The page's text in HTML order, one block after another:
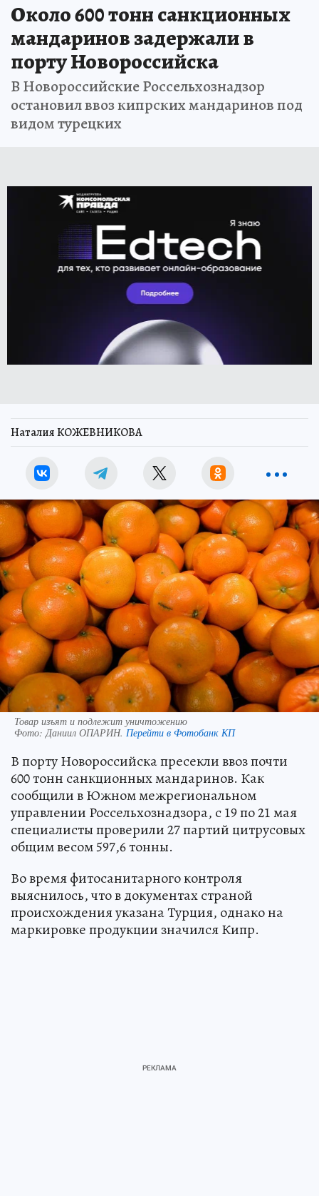
Около 600 тонн санкционных
мандаринов задержали в
порту Новороссийска
В Новороссийские Россельхознадзор
остановил ввоз кипрских мандаринов под
видом турецких
Наталия КОЖЕВНИКОВА
Товар изъят и подлежит уничтожению
Фото:Даниил ОПАРИН. Перейти в Фотобанк КП
В порту Новороссийска пресекли ввоз почти
600 тонн санкционных мандаринов. Как
сообщили в Южном межрегиональном
управлении Россельхознадзора, с 19 по 21 мая
специалисты проверили 27 партий цитрусовых
общим весом 597,6 тонны.
Во время фитосанитарного контроля
выяснилось, что в документах страной
происхождения указана Турция, однако на
маркировке продукции значился Кипр.